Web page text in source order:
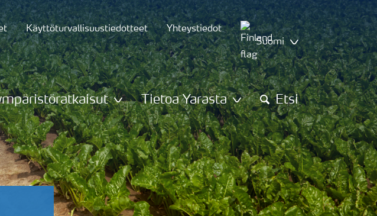
Käyttöturvallisuustiedotteet
Yhteystiedot
Suomi
Tietoa Yarasta Etsi